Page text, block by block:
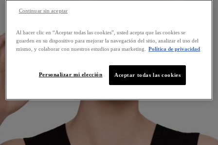
Al hacer clic en “Aceptar todas las cookies”, usted acepta que las cookies se
guarden en su dispositivo para mejorar la navegación del sitio, analizar el uso del
mismo, y colaborar con nuestros estudios para marketing.
Política de privacidad
Aceptar todas las cookies
Personalizar mi elección
Continuar sin aceptar